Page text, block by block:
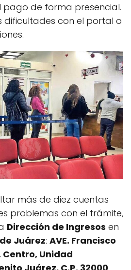
pago de forma presencial.
dificultades con el portal o
más de diez cuentas
problemas con el trámite,
Dirección de Ingresos en
Juárez: AVE. Francisco
Centro, Unidad